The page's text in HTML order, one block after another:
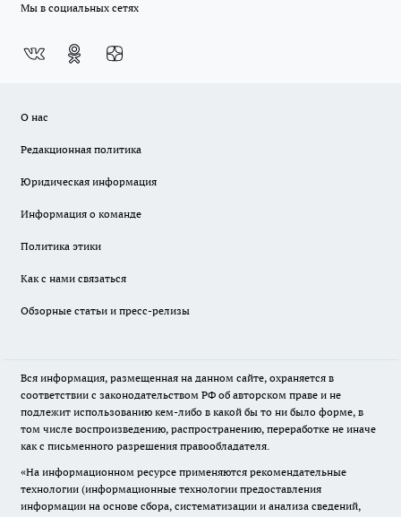
Мы в социальных сетях
О нас
Редакционная политика
Юридическая информация
Информация о команде
Политика этики
Как с нами связаться
Обзорные статьи и пресс-релизы
Вся информация, размещенная на данном сайте, охраняется в
соответствии с законодательством РФ об авторском праве и не
подлежит использованию кем-либо в какой бы то ни было форме, в
том числе воспроизведению, распространению, переработке не иначе
как с письменного разрешения правообладателя.
«На информационном ресурсе применяются рекомендательные
технологии (информационные технологии предоставления
информации на основе сбора, систематизации и анализа сведений,